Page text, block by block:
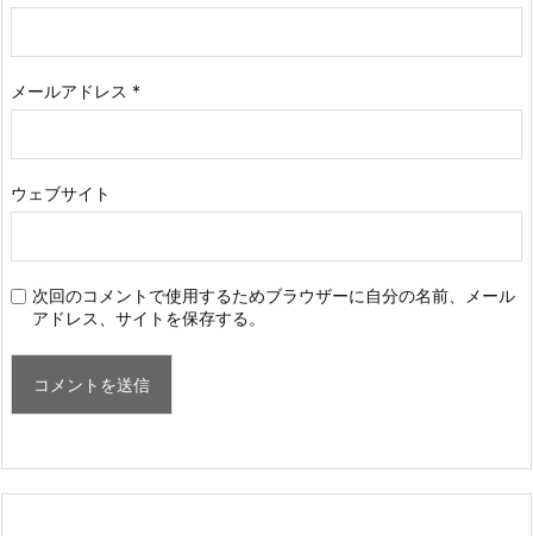
メールアドレス *
ウェブサイト
次回のコメントで使用するためブラウザーに自分の名前、メール
アドレス、サイトを保存する。